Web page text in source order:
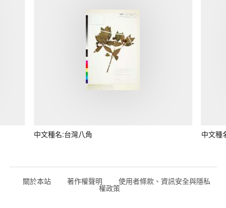
中文種名:台灣八角 中文種
關於本站 著作權聲明 使用者條款、資訊安全與隱私
權政策